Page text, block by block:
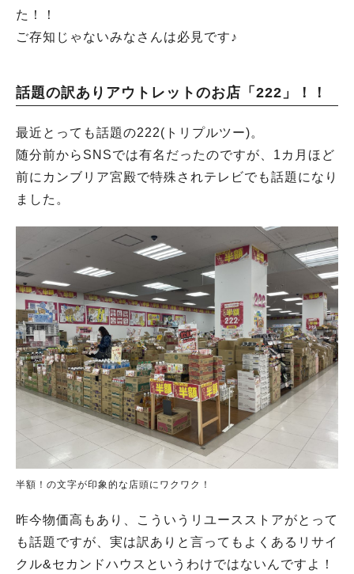
た！！
ご存知じゃないみなさんは必見です♪
話題の訳ありアウトレットのお店「222」！！
最近とっても話題の222(トリプルツー)。
随分前からSNSでは有名だったのですが、1カ月ほど
前にカンブリア宮殿で特殊されテレビでも話題になり
ました。
半額！の文字が印象的な店頭にワクワク！
昨今物価高もあり、こういうリユースストアがとって
も話題ですが、実は訳ありと言ってもよくあるリサイ
クル&セカンドハウスというわけではないんですよ！